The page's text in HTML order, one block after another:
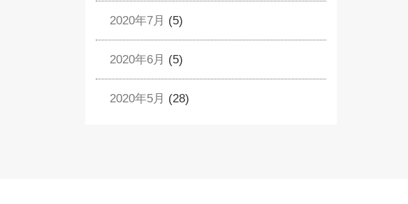
2020年7月 (5)
2020年6月 (5)
2020年5月 (28)